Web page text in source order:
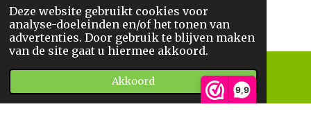
Deze website gebruikt cookies voor
analyse-doeleinden en/of het tonen van
advertenties. Door gebruik te blijven maken
van de site gaat u hiermee akkoord.
Akkoord
9,9
© 2025De BoekWandelaar
*Sitemap *Privacyverklaring*Algemene Voorwaarden
Telefoonnummer